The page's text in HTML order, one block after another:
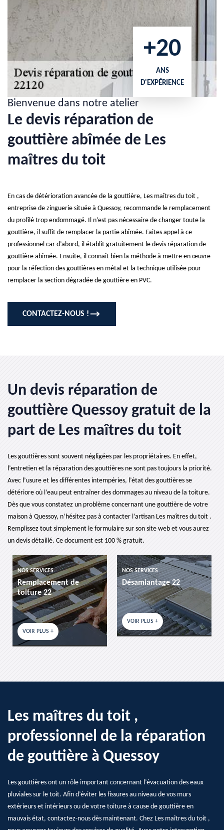
+20
ANS
D'EXPÉRIENCE
Bienvenue dans notre atelier
Le devis réparation de
gouttière abîmée de Les
maîtres du toit
En cas de détérioration avancée de la gouttière, Les maîtres du toit ,
entreprise de zinguerie située à Quessoy, recommande le remplacement
du profilé trop endommagé. Il n’est pas nécessaire de changer toute la
gouttière, il suffit de remplacer la partie abîmée. Faites appel à ce
professionnel car d’abord, il établit gratuitement le devis réparation de
gouttière abîmée. Ensuite, il connaît bien la méthode à mettre en œuvre
pour la réfection des gouttières en métal et la technique utilisée pour
remplacer la section dégradée de gouttière en PVC.
CONTACTEZ-NOUS !
Un devis réparation de
gouttière Quessoy gratuit de la
part de Les maîtres du toit
Les gouttières sont souvent négligées par les propriétaires. En effet,
l’entretien et la réparation des gouttières ne sont pas toujours la priorité.
Avec l’usure et les différentes intempéries, l’état des gouttières se
détériore où l’eau peut entraîner des dommages au niveau de la toiture.
Dès que vous constatez un problème concernant une gouttière de votre
maison à Quessoy, n’hésitez pas à contacter l’artisan Les maîtres du toit .
Remplissez tout simplement le formulaire sur son site web et vous aurez
un devis détaillé. Ce document est 100 % gratuit.
NOS SERVICES
Remplacement de
toiture 22
VOIR PLUS +
NOS SERVICES
Désamiantage 22
VOIR PLUS +
Les maîtres du toit ,
professionnel de la réparation
de gouttière à Quessoy
Les gouttières ont un rôle important concernant l’évacuation des eaux
pluviales sur le toit. Afin d’éviter les fissures au niveau de vos murs
extérieurs et intérieurs ou de votre toiture à cause de gouttière en
mauvais état, contactez-nous dès maintenant. Chez Les maîtres du toit ,